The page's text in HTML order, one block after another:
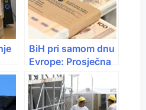
BiH pri samom dnu
Evrope: Prosječna
plata više nego
duplo manja od EU
prosjeka